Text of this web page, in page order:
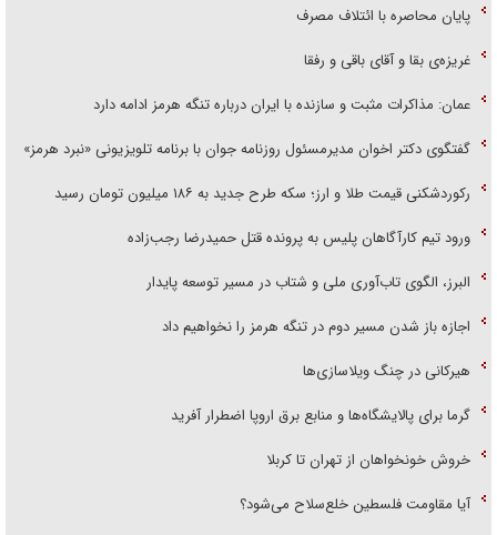
پایان محاصره با ائتلاف مصرف
غریزه‌ی بقا و آقای باقی و رفقا
عمان: مذاکرات مثبت و سازنده با ایران درباره تنگه هرمز ادامه دارد
گفتگوی دکتر اخوان مدیرمسئول روزنامه جوان با برنامه تلویزیونی «نبرد هرمز»
رکوردشکنی قیمت طلا و ارز؛ سکه طرح جدید به ۱۸۶ میلیون تومان رسید
ورود تیم کارآگاهان پلیس به پرونده قتل حمیدرضا رجب‌زاده
البرز، الگوی تاب‌آوری ملی و شتاب در مسیر توسعه پایدار
اجازه باز شدن مسیر دوم در تنگه هرمز را نخواهیم داد
هیرکانی در چنگ ویلاسازی‌ها
گرما برای پالایشگاه‌ها و منابع برق اروپا اضطرار آفرید
خروش خونخواهان از تهران تا کربلا
آیا مقاومت فلسطین خلع‌سلاح می‌شود؟